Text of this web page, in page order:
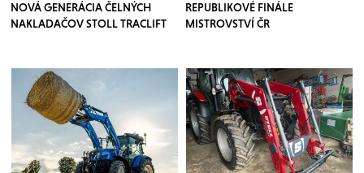
NOVÁ GENERÁCIA ČELNÝCH
NAKLADAČOV STOLL TRACLIFT
REPUBLIKOVÉ FINÁLE
MISTROVSTVÍ ČR